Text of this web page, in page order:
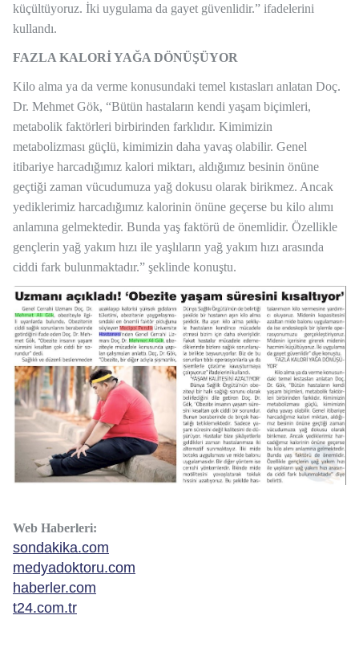
küçültüyoruz. İki uygulama da gayet güvenlidir.” ifadelerini
kullandı.
FAZLA KALORİ YAĞA DÖNÜŞÜYOR
Kilo alma ya da verme konusundaki temel kıstasları anlatan Doç.
Dr. Mehmet Gök, “Bütün hastaların kendi yaşam biçimleri,
metabolik faktörleri birbirinden farklıdır. Kimimizin
metabolizması güçlü, kimimizin daha yavaş olabilir. Genel
itibariye harcadığımız kalori miktarı, aldığımız besinin önüne
geçtiği zaman vücudumuza yağ dokusu olarak birikmez. Ancak
yediklerimiz harcadığımız kalorinin önüne geçerse bu kilo alımı
anlamına gelmektedir. Bunda yaş faktörü de önemlidir. Özellikle
gençlerin yağ yakım hızı ile yaşlıların yağ yakım hızı arasında
ciddi fark bulunmaktadır.” şeklinde konuştu.
Web Haberleri:
sondakika.com
medyadoktoru.com
haberler.com
t24.com.tr